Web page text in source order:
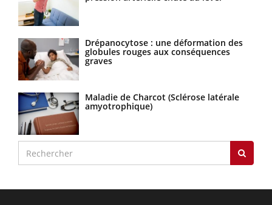
Drépanocytose : une déformation des
globules rouges aux conséquences
graves
Maladie de Charcot (Sclérose latérale
amyotrophique)